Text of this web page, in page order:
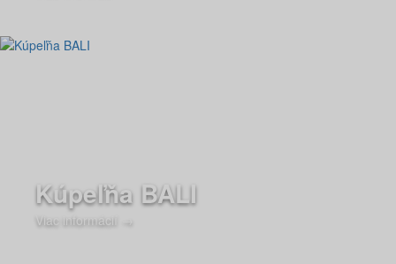
Kúpeľňa BALI
Viac informácií →